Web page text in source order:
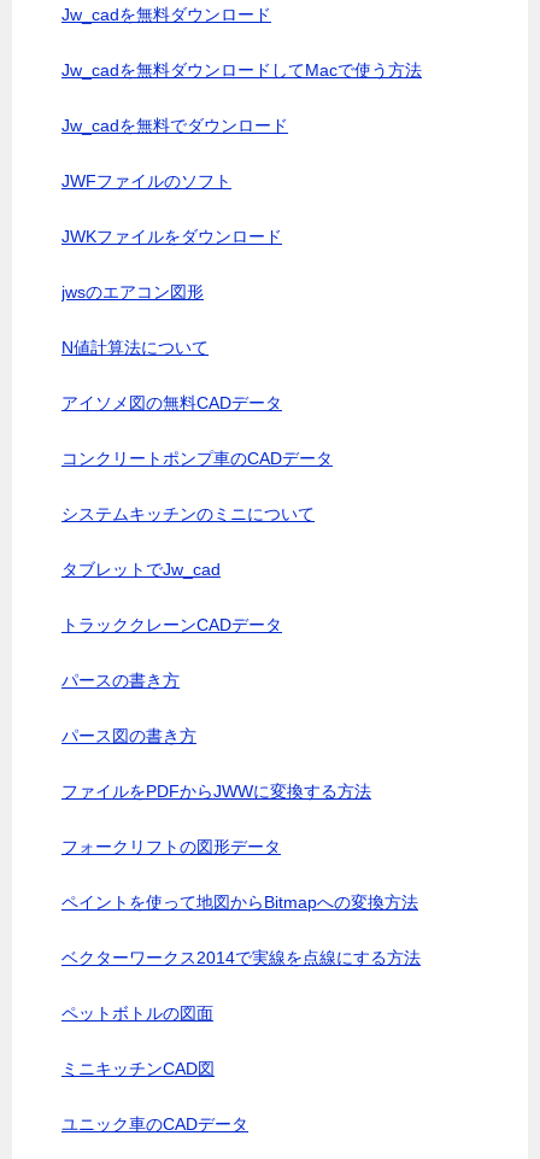
Jw_cadを無料ダウンロード
Jw_cadを無料ダウンロードしてMacで使う方法
Jw_cadを無料でダウンロード
JWFファイルのソフト
JWKファイルをダウンロード
jwsのエアコン図形
N値計算法について
アイソメ図の無料CADデータ
コンクリートポンプ車のCADデータ
システムキッチンのミニについて
タブレットでJw_cad
トラッククレーンCADデータ
パースの書き方
パース図の書き方
ファイルをPDFからJWWに変換する方法
フォークリフトの図形データ
ペイントを使って地図からBitmapへの変換方法
ベクターワークス2014で実線を点線にする方法
ペットボトルの図面
ミニキッチンCAD図
ユニック車のCADデータ